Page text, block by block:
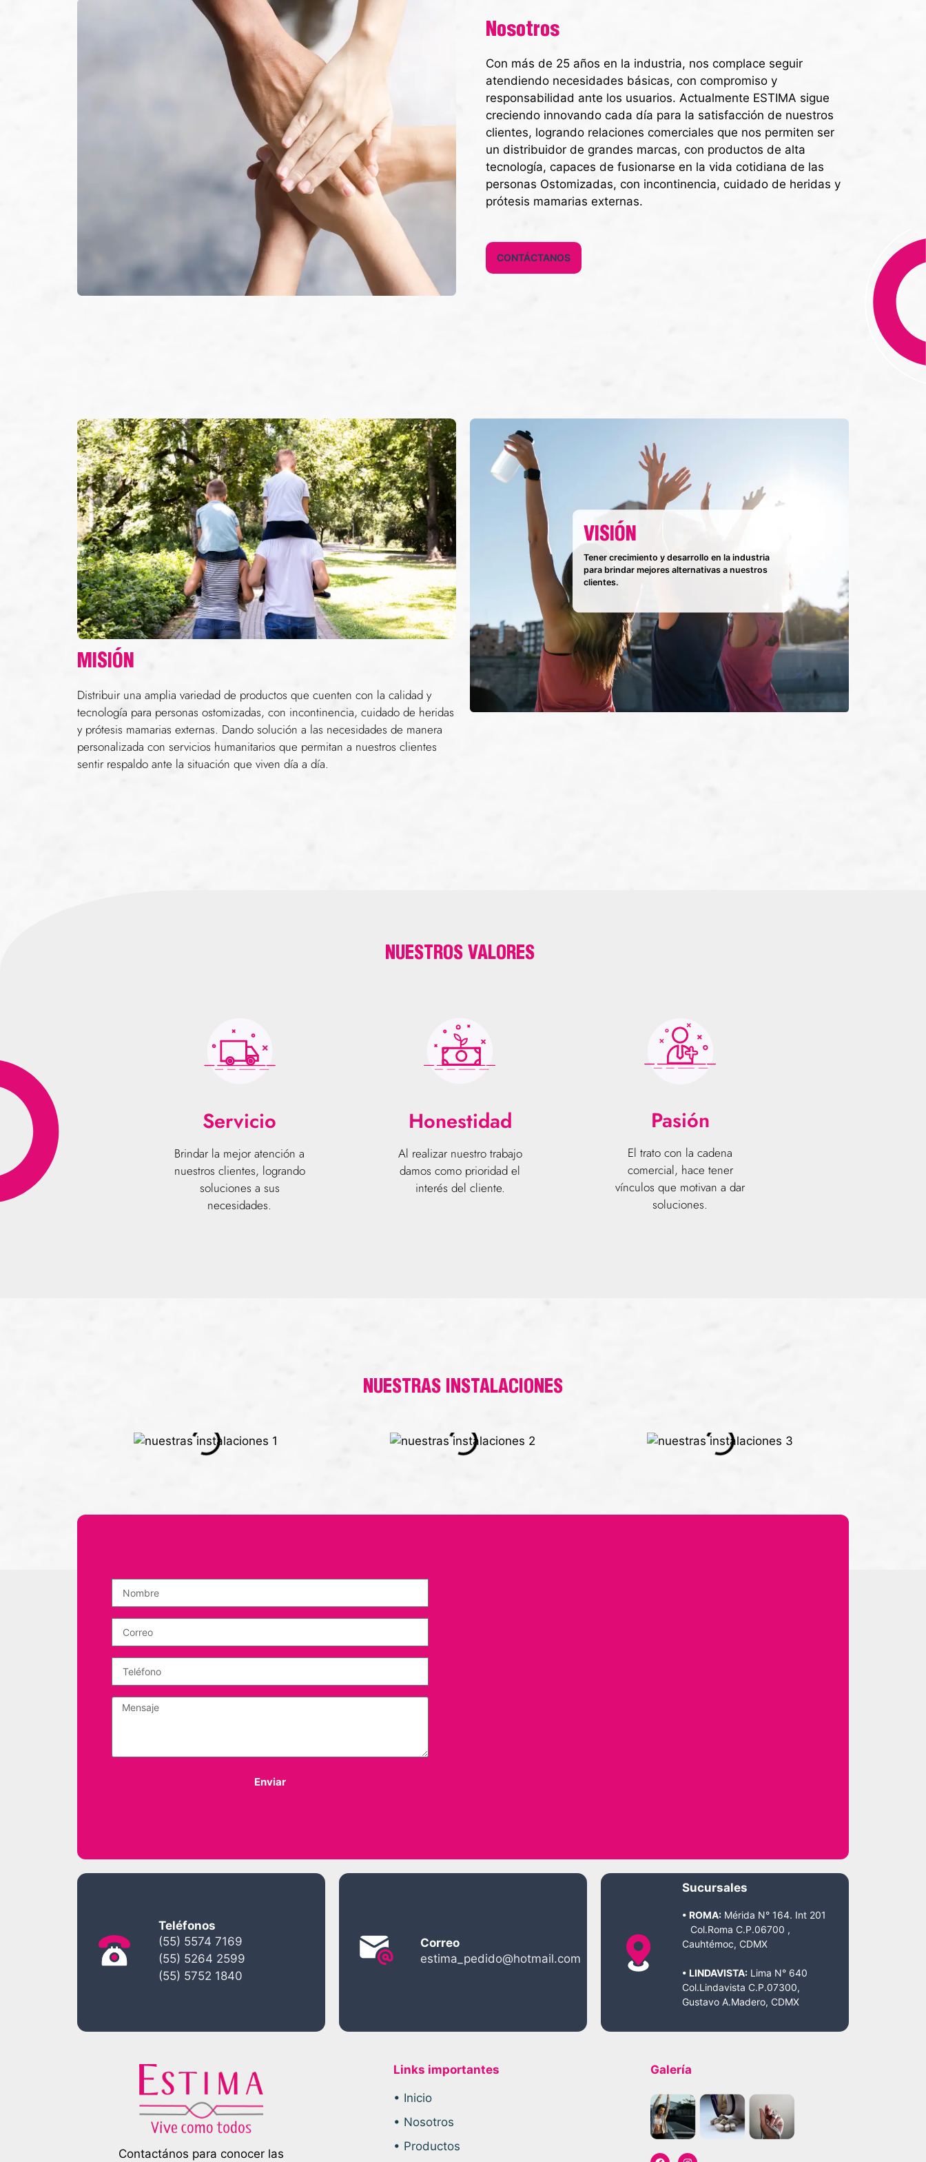
Nosotros
Con más de 25 años en la industria, nos complace seguir
atendiendo necesidades básicas, con compromiso y
responsabilidad ante los usuarios. Actualmente ESTIMA sigue
creciendo innovando cada día para la satisfacción de nuestros
clientes, logrando relaciones comerciales que nos permiten ser
un distribuidor de grandes marcas, con productos de alta
tecnología, capaces de fusionarse en la vida cotidiana de las
personas Ostomizadas, con incontinencia, cuidado de heridas y
prótesis mamarias externas.
CONTÁCTANOS
MISIÓN
Distribuir una amplia variedad de productos que cuenten con la calidad y
tecnología para personas ostomizadas, con incontinencia, cuidado de heridas
y prótesis mamarias externas. Dando solución a las necesidades de manera
personalizada con servicios humanitarios que permitan a nuestros clientes
sentir respaldo ante la situación que viven día a día.
VISIÓN
Tener crecimiento y desarrollo en la industria
para brindar mejores alternativas a nuestros
clientes.
NUESTROS VALORES
Servicio
Brindar la mejor atención a
nuestros clientes, logrando
soluciones a sus
necesidades.
Honestidad
Al realizar nuestro trabajo
damos como prioridad el
interés del cliente.
Pasión
El trato con la cadena
comercial, hace tener
vínculos que motivan a dar
soluciones.
NUESTRAS INSTALACIONES
Enviar
Teléfonos
(55) 5574 7169
(55) 5264 2599
(55) 5752 1840
Correo
estima_pedido@hotmail.com
Sucursales
• ROMA:Mérida N° 164. Int 201
Col.Roma C.P.06700 ,
Cauhtémoc, CDMX
• LINDAVISTA:Lima N° 640
Col.Lindavista C.P.07300,
Gustavo A.Madero, CDMX
Contactános para conocer las
Links importantes
• Inicio
• Nosotros
• Productos
Galería